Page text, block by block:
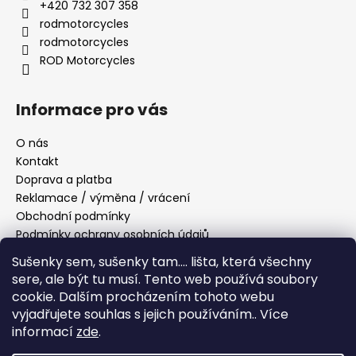
Sušenky sem, sušenky tam.... lišta, která všechny
sere, ale být tu musí. Tento web používá soubory
cookie. Dalším procházením tohoto webu
vyjadřujete souhlas s jejich používáním.. Více
informací zde.
+420 732 307 358
rodmotorcycles
rodmotorcycles
ROD Motorcycles
Informace pro vás
O nás
Kontakt
Doprava a platba
Reklamace / výměna / vrácení
Obchodní podmínky
Podmínky ochrany osobních údajů
Přijímáme online platby